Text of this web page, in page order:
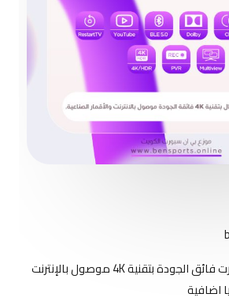
أحدث أجهزة بي ان سبورت فائق الجودة بتقنية 4K موصول بالإنترنت
اضافية